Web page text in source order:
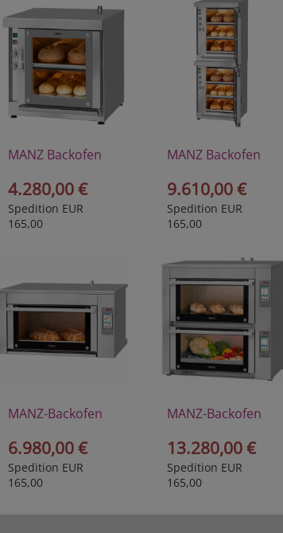
MANZ Backofen
4.280,00 €
Spedition EUR
165,00
MANZ Backofen
9.610,00 €
Spedition EUR
165,00
MANZ-Backofen
6.980,00 €
Spedition EUR
165,00
MANZ-Backofen
13.280,00 €
Spedition EUR
165,00